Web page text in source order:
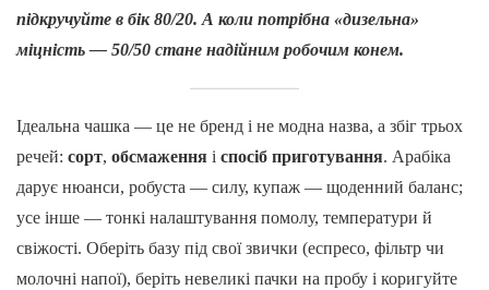
підкручуйте в бік 80/20. А коли потрібна «дизельна»
міцність — 50/50 стане надійним робочим конем.
Ідеальна чашка — це не бренд і не модна назва, а збіг трьох
речей: сорт, обсмаження і спосіб приготування. Арабіка
дарує нюанси, робуста — силу, купаж — щоденний баланс;
усе інше — тонкі налаштування помолу, температури й
свіжості. Оберіть базу під свої звички (еспресо, фільтр чи
молочні напої), беріть невеликі пачки на пробу і коригуйте